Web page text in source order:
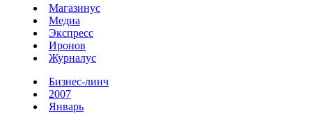
Магазинус
Медиа
Экспресс
Иронов
Журналус
Бизнес-линч
2007
Январь